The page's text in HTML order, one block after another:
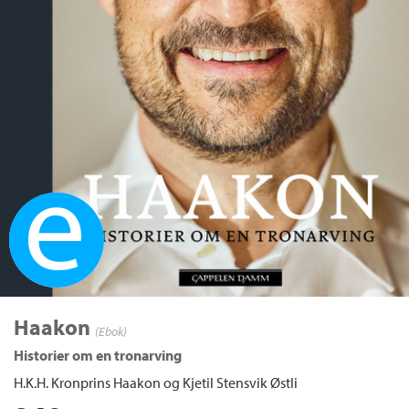
Ebok
Haakon (Ebok)
Historier om en tronarving
H.K.H. Kronprins Haakon og Kjetil Stensvik Østli